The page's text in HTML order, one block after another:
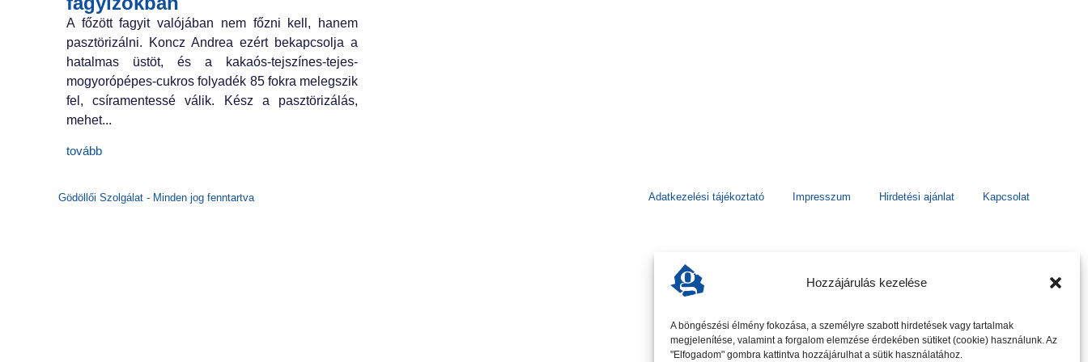
Hozzájárulás kezelése
A böngészési élmény fokozása, a személyre szabott hirdetések vagy tartalmak
megjelenítése, valamint a forgalom elemzése érdekében sütiket (cookie) használunk. Az
"Elfogadom" gombra kattintva hozzájárulhat a sütik használatához.
A főzött fagyit való­jában nem főzni kell, hanem
pasztörizálni. Koncz Andrea ezért bekapcsol­ja a
hatalmas üstöt, és a kakaós-tejszínes-tejes-
mogyorópépes-cukros folyadék 85 fokra melegszik
fel, csíra­mentessé válik. Kész a pasztörizálás,
mehet...
tovább
Gödöllői Szolgálat - Minden jog fenntartva Adatkezelési tájékoztató Impresszum Hirdetési ajánlat Kapcsolat